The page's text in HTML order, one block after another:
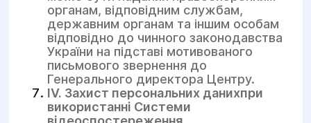
органам, відповідним службам,
державним органам та іншим особам
відповідно до чинного законодавства
України на підставі мотивованого
письмового звернення до
Генерального директора Центру.
IV. Захист персональних данихпри
використанні Системи